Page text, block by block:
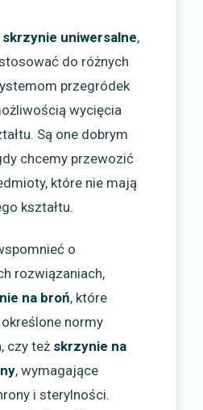
skrzynie uniwersalne,
do różnych
przegródek
wycięcia
Są one dobrym
chcemy przewozić
które nie mają
kształtu.
o
rozwiązaniach,
na broń, które
normy
czy też skrzynie na
, wymagające
i sterylności.